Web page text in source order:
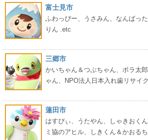
富士見市
ふわっぴー、うさみん、なんばっ
りん .etc
三郷市
かいちゃん＆つぶちゃん、ボラ太
ゃん、NPO法人日本入れ歯リサイ
蓮田市
はすぴぃ、うたやん、しゃきおく
ミ協のアヒル、しきくん＆かおる